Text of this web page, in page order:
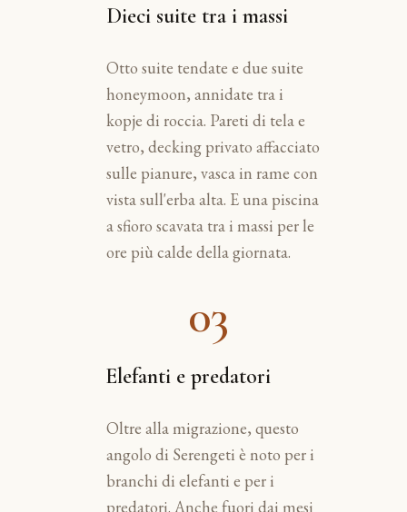
Dieci suite tra i massi
Otto suite tendate e due suite
honeymoon, annidate tra i
kopje di roccia. Pareti di tela e
vetro, decking privato affacciato
sulle pianure, vasca in rame con
vista sull'erba alta. E una piscina
a sfioro scavata tra i massi per le
ore più calde della giornata.
03
Elefanti e predatori
Oltre alla migrazione, questo
angolo di Serengeti è noto per i
branchi di elefanti e per i
predatori. Anche fuori dai mesi